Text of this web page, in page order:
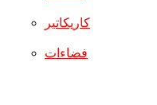
كاريكاتير
فضاءات